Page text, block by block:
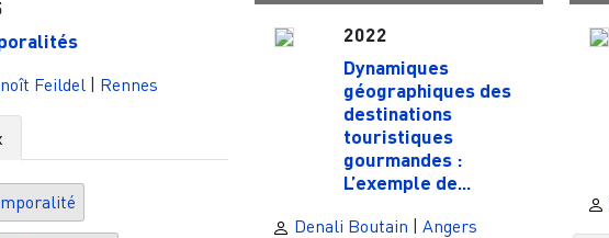
Feildel | Rennes
2022
Dynamiques
géographiques des
destinations
touristiques
gourmandes :
L’exemple de...
Denali Boutain | Angers